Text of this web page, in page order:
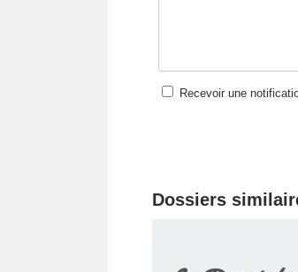
Recevoir une
Dossiers